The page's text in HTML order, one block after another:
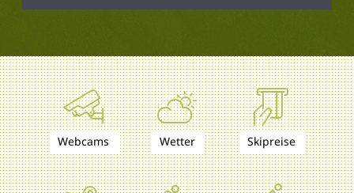
Webcams Wetter Skipreise